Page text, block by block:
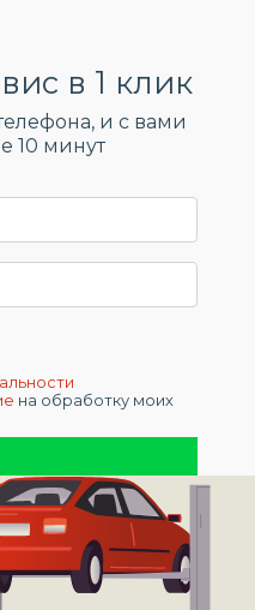
в 1 клик
и c вами
10 минут
на обработку моих